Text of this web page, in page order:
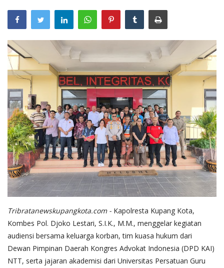
Giat Ops
Polisi Kita
​Tribratanewskupangkota.com - Kapolresta Kupang Kota,
Kombes Pol. Djoko Lestari, S.I.K., M.M., menggelar kegiatan
audiensi bersama keluarga korban, tim kuasa hukum dari
Dewan Pimpinan Daerah Kongres Advokat Indonesia (DPD KAI)
NTT, serta jajaran akademisi dari Universitas Persatuan Guru